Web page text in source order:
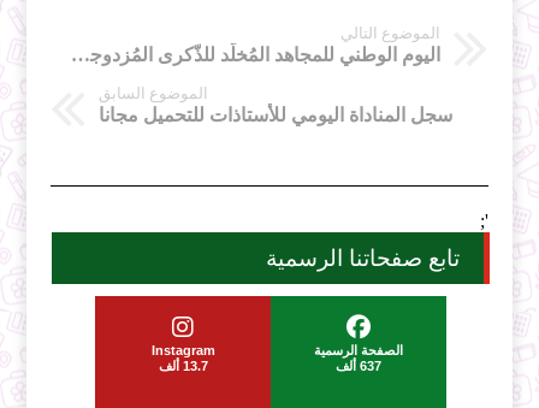
الموضوع التالي
اليوم الوطني للمجاهد المُخلّد للذّكرى المُزدوجة لهُجومات الشّمال القسنطينيّ وانعقاد مُؤتمر الصُّومام ﴿ 20 أوت 1955 / 1956 ﴾
الموضوع السابق
سجل المناداة اليومي للأستاذات للتحميل مجانا
';
تابع صفحاتنا الرسمية
الصفحة الرسمية
637 ألف
Instagram
13.7 ألف